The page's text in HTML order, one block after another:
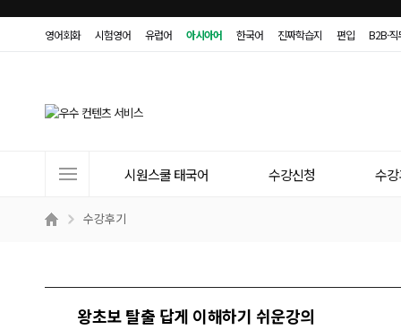
영어회화 시험영어 유럽어 아시아어 한국어 진짜학습지 편입 B2B·
트
시원스쿨 태국어 수강신청 수
수강후기
왕초보 탈출 답게 이해하기 쉬운강의